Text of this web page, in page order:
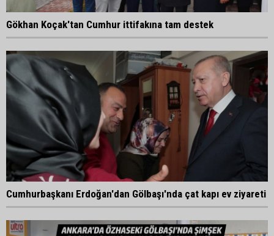
Gökhan Koçak'tan Cumhur ittifakına tam destek
Cumhurbaşkanı Erdoğan'dan Gölbaşı'nda çat kapı ev ziyareti